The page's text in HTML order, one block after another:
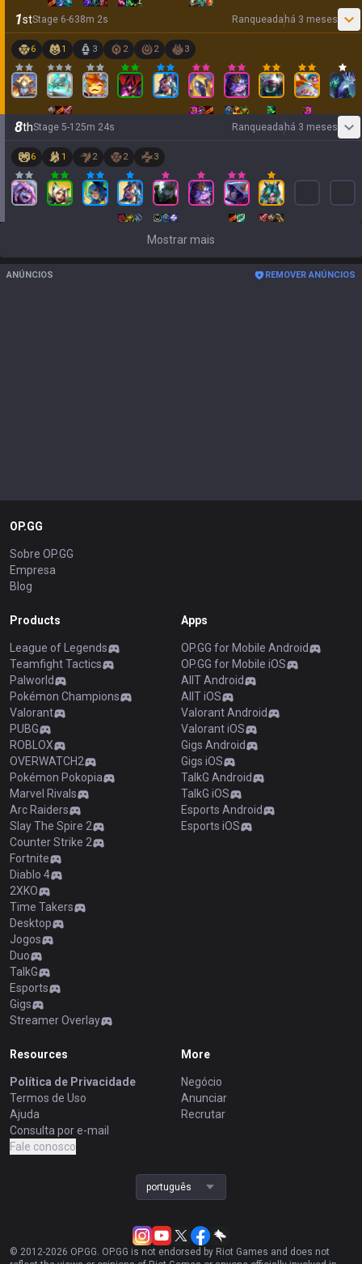
1stStage 6-638m 2s Ranqueada há 3 meses
6 1 3 2 2 3
8thStage 5-1 25m 24s Ranqueada há 3 meses
6 1 2 2 3
Mostrar mais
ANÚNCIOS REMOVER ANÚNCIOS
OP.GG
Sobre OP.GG
Empresa
Blog
Products
League of Legends
Teamfight Tactics
Palworld
Pokémon Champions
Valorant
PUBG
ROBLOX
OVERWATCH2
Pokémon Pokopia
Marvel Rivals
Arc Raiders
Slay The Spire 2
Counter Strike 2
Fortnite
Diablo 4
2XKO
Time Takers
Desktop
Jogos
Duo
TalkG
Esports
Gigs
Streamer Overlay
Apps
OP.GG for Mobile Android
OP.GG for Mobile iOS
AllT Android
AllT iOS
Valorant Android
Valorant iOS
Gigs Android
Gigs iOS
TalkG Android
TalkG iOS
Esports Android
Esports iOS
Resources
Política de Privacidade
Termos de Uso
Ajuda
Consulta por e-mail
Fale conosco
More
Negócio
Anunciar
Recrutar
português
© 2012-2026 OP.GG. OP.GG is not endorsed by Riot Games and does not